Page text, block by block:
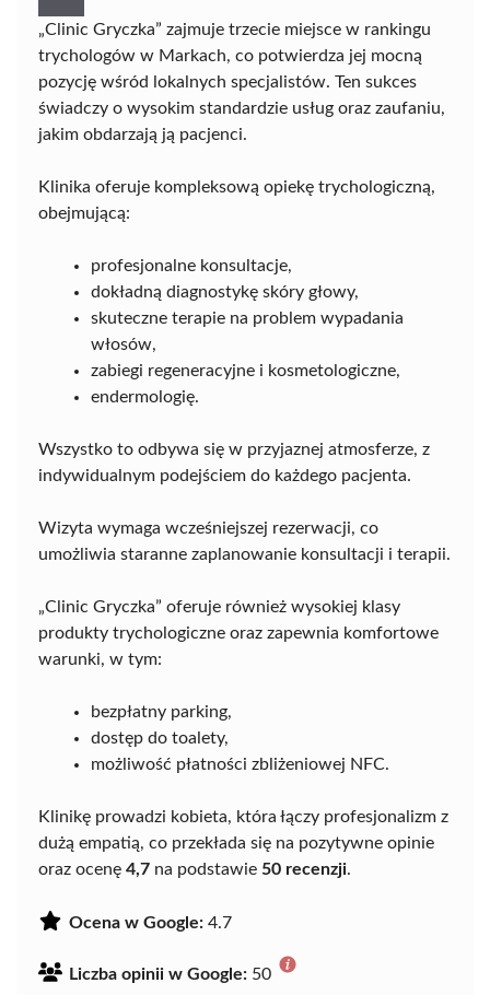
„Clinic Gryczka” zajmuje trzecie miejsce w rankingu
trychologów w Markach, co potwierdza jej mocną
pozycję wśród lokalnych specjalistów. Ten sukces
świadczy o wysokim standardzie usług oraz zaufaniu,
jakim obdarzają ją pacjenci.
Klinika oferuje kompleksową opiekę trychologiczną,
obejmującą:
profesjonalne konsultacje,
dokładną diagnostykę skóry głowy,
skuteczne terapie na problem wypadania
włosów,
zabiegi regeneracyjne i kosmetologiczne,
endermologię.
Wszystko to odbywa się w przyjaznej atmosferze, z
indywidualnym podejściem do każdego pacjenta.
Wizyta wymaga wcześniejszej rezerwacji, co
umożliwia staranne zaplanowanie konsultacji i terapii.
„Clinic Gryczka” oferuje również wysokiej klasy
produkty trychologiczne oraz zapewnia komfortowe
warunki, w tym:
bezpłatny parking,
dostęp do toalety,
możliwość płatności zbliżeniowej NFC.
Klinikę prowadzi kobieta, która łączy profesjonalizm z
dużą empatią, co przekłada się na pozytywne opinie
oraz ocenę 4,7 na podstawie 50 recenzji.
Ocena w Google: 4.7
Liczba opinii w Google: 50